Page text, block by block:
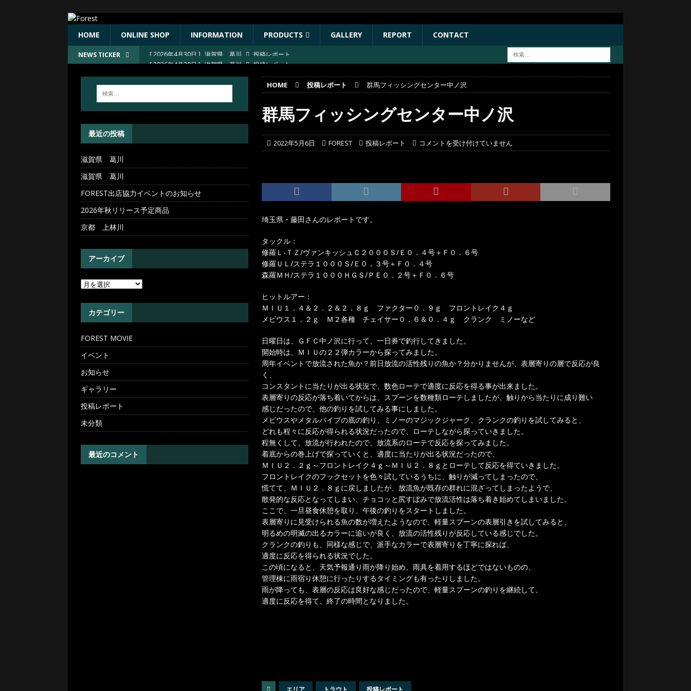
HOME ONLINE SHOP INFORMATION PRODUCTS GALLERY REPORT CONTACT
NEWS TICKER [ 2026年4月30日 ] 滋賀県 葛川
投稿レポート
2026年秋リリース予定商品
お知らせ
投稿レポート
[ 2026年4月30日 ] 滋賀県 葛川 投稿レポート
HOME 投稿レポート 群馬フィッシングセンター中ノ沢
群馬フィッシングセンター中ノ沢
2022年5月6日 FOREST 投稿レポート コメントを受け付けていません
埼玉県・藤田さんのレポートです。
タックル：
修羅Ｌ-ＴＺ/ヴァンキッシュＣ２０００Ｓ/Ｅ０．４号＋Ｆ０．６号
修羅ＵＬ/ステラ１０００Ｓ/Ｅ０．３号＋Ｆ０．４号
森羅ＭＨ/ステラ１０００ＨＧＳ/ＰＥ０．２号＋Ｆ０．６号
ヒットルアー：
ＭＩＵ１．４＆２．２＆２．８ｇ ファクター０．９ｇ フロントレイク４ｇ
メビウス１．２ｇ Ｍ２各種 チェイサー０．６＆０．４ｇ クランク ミノーなど
日曜日は、ＧＦＣ中ノ沢に行って、一日券で釣行してきました。
開始時は、ＭＩＵの２２弾カラーから探ってみました。
周年イベントで放流された魚か？前日放流の活性残りの魚か？分かりませんが、表層寄りの層で反応が良
く、
コンスタントに当たりが出る状況で、数色ローテで適度に反応を得る事が出来ました。
表層寄りの反応が落ち着いてからは、スプーンを数種類ローテしましたが、触りから当たりに成り難い
感じだったので、他の釣りを試してみる事にしました。
メビウスやメタルバイブの底の釣り、ミノーのマジックジャーク、クランクの釣りを試してみると、
どれも程々に反応が得られる状況だったので、ローテしながら探っていきました。
程無くして、放流が行われたので、放流系のローテで反応を探ってみました。
着底からの巻上げで探っていくと、適度に当たりが出る状況だったので、
ＭＩＵ２．２ｇ～フロントレイク４ｇ～ＭＩＵ２．８ｇとローテして反応を得ていきました。
フロントレイクのフックセットを色々試しているうちに、触りが減ってしまったので、
慌てて、ＭＩＵ２．８ｇに戻しましたが、放流魚が既存の群れに混ざってしまったようで、
散発的な反応となってしまい、チョコッと尻すぼみで放流活性は落ち着き始めてしまいました。
ここで、一旦昼食休憩を取り、午後の釣りをスタートしました。
表層寄りに見受けられる魚の数が増えたようなので、軽量スプーンの表層引きを試してみると、
明るめの明滅の出るカラーに追いが良く、放流の活性残りが反応している感じでした。
クランクの釣りも、同様な感じで、派手なカラーで表層寄りを丁寧に探れば、
適度に反応を得られる状況でした。
この頃になると、天気予報通り雨が降り始め、雨具を着用するほどではないものの、
管理棟に雨宿り休憩に行ったりするタイミングも有ったりしました。
雨が降っても、表層の反応は良好な感じだったので、軽量スプーンの釣りを継続して、
適度に反応を得て、終了の時間となりました。
エリア トラウト 投稿レポート
最近の投稿
滋賀県 葛川
滋賀県 葛川
FOREST出店協力イベントのお知らせ
2026年秋リリース予定商品
京都 上林川
アーカイブ
カテゴリー
FOREST MOVIE
イベント
お知らせ
ギャラリー
投稿レポート
未分類
最近のコメント